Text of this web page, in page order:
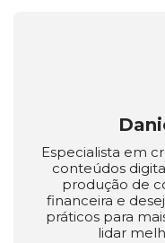
Especialista em
conteúdos
produção de
financeira e
práticos para
lidar